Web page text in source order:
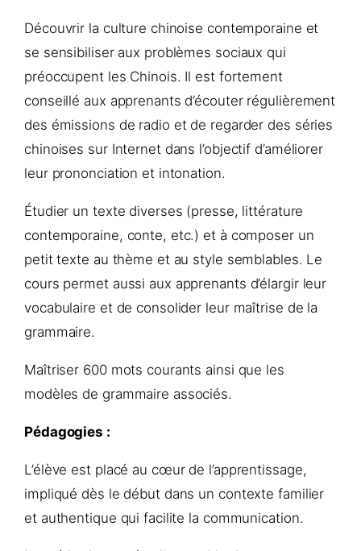
Découvrir la culture chinoise contemporaine et
se sensibiliser aux problèmes sociaux qui
préoccupent les Chinois. Il est fortement
conseillé aux apprenants d’écouter régulièrement
des émissions de radio et de regarder des séries
chinoises sur Internet dans l’objectif d’améliorer
leur prononciation et intonation.
Étudier un texte diverses (presse, littérature
contemporaine, conte, etc.) et à composer un
petit texte au thème et au style semblables. Le
cours permet aussi aux apprenants d’élargir leur
vocabulaire et de consolider leur maîtrise de la
grammaire.
Maîtriser 600 mots courants ainsi que les
modèles de grammaire associés.
Pédagogies :
L’élève est placé au cœur de l’apprentissage,
impliqué dès le début dans un contexte familier
et authentique qui facilite la communication.